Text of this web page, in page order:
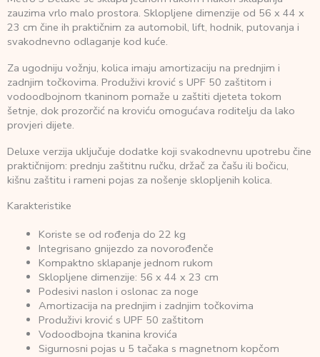
zauzima vrlo malo prostora. Sklopljene dimenzije od 56 x 44 x
23 cm čine ih praktičnim za automobil, lift, hodnik, putovanja i
svakodnevno odlaganje kod kuće.
Za ugodniju vožnju, kolica imaju amortizaciju na prednjim i
zadnjim točkovima. Produživi krović s UPF 50 zaštitom i
vodoodbojnom tkaninom pomaže u zaštiti djeteta tokom
šetnje, dok prozorčić na kroviću omogućava roditelju da lako
provjeri dijete.
Deluxe verzija uključuje dodatke koji svakodnevnu upotrebu čine
praktičnijom: prednju zaštitnu ručku, držač za čašu ili bočicu,
kišnu zaštitu i rameni pojas za nošenje sklopljenih kolica.
Karakteristike
Koriste se od rođenja do 22 kg
Integrisano gnijezdo za novorođenče
Kompaktno sklapanje jednom rukom
Sklopljene dimenzije: 56 x 44 x 23 cm
Podesivi naslon i oslonac za noge
Amortizacija na prednjim i zadnjim točkovima
Produživi krović s UPF 50 zaštitom
Vodoodbojna tkanina krovića
Sigurnosni pojas u 5 tačaka s magnetnom kopčom